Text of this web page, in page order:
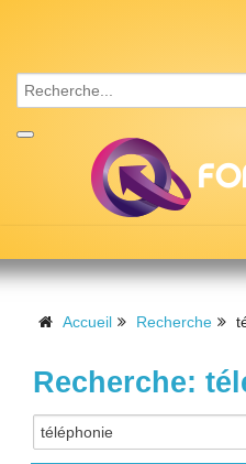
Recrutement
Accueil Recherche
Recherche: